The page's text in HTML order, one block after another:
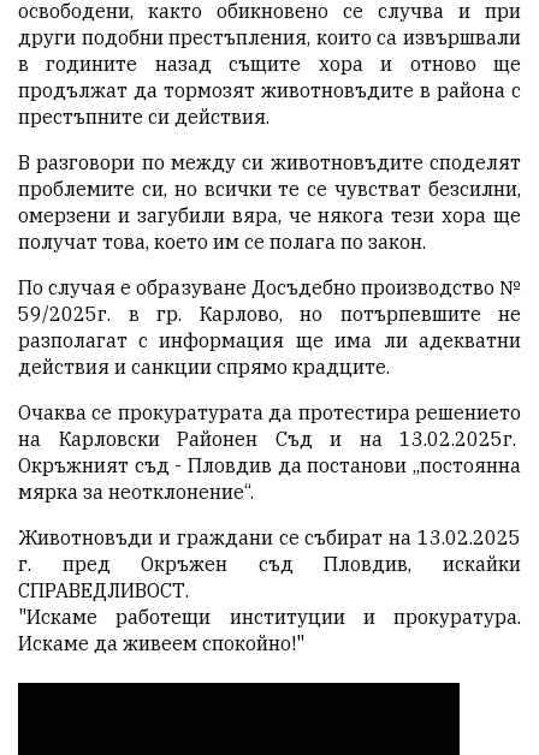
освободени, както обикновено се случва и при
други подобни престъпления, които са извършвали
в годините назад същите хора и отново ще
продължат да тормозят животновъдите в района с
престъпните си действия.
В разговори по между си животновъдите споделят
проблемите си, но всички те се чувстват безсилни,
омерзени и загубили вяра, че някога тези хора ще
получат това, което им се полага по закон.
По случая е образуване Досъдебно производство №
59/2025г. в гр. Карлово, но потърпевшите не
разполагат с информация ще има ли адекватни
действия и санкции спрямо крадците.
Очаква се прокуратурата да протестира решението
на Карловски Районен Съд и на 13.02.2025г.
Окръжният съд - Пловдив да постанови „постоянна
мярка за неотклонение“.
Животновъди и граждани се събират на 13.02.2025
г. пред Окръжен съд Пловдив, искайки
СПРАВЕДЛИВОСТ.
"Искаме работещи институции и прокуратура.
Искаме да живеем спокойно!"